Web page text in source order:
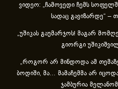
ვიდეო: „ჩამოვედი ჩემს
სადაც გავიზარდე“ –
„უშიკას გაუმარჯოს! მაგარ
გიორგი
„როგორ არ მინდოდა ამ თემაზე
ბოდიში, მა… მამაჩემმა არ
ჯამბურია